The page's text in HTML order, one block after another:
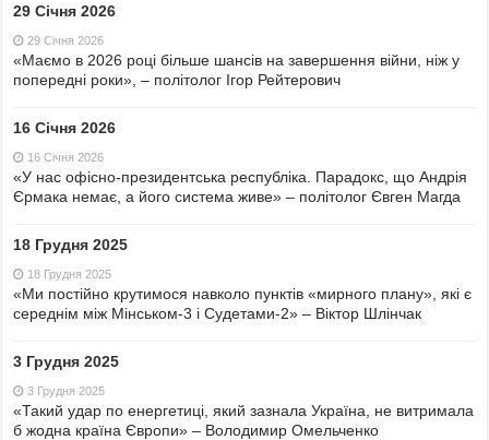
29 Січня 2026
29 Січня 2026
«Маємо в 2026 році більше шансів на завершення війни, ніж у
попередні роки», – політолог Ігор Рейтерович
16 Січня 2026
16 Січня 2026
«У нас офісно-президентська республіка. Парадокс, що Андрія
Єрмака немає, а його система живе» – політолог Євген Магда
18 Грудня 2025
18 Грудня 2025
«Ми постійно крутимося навколо пунктів «мирного плану», які є
середнім між Мінськом-3 і Судетами-2» – Віктор Шлінчак
3 Грудня 2025
3 Грудня 2025
«Такий удар по енергетиці, який зазнала Україна, не витримала
б жодна країна Європи» – Володимир Омельченко